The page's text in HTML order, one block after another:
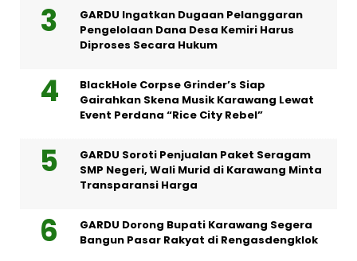
GARDU Ingatkan Dugaan Pelanggaran
Pengelolaan Dana Desa Kemiri Harus
Diproses Secara Hukum
BlackHole Corpse Grinder’s Siap
Gairahkan Skena Musik Karawang Lewat
Event Perdana “Rice City Rebel”
GARDU Soroti Penjualan Paket Seragam
SMP Negeri, Wali Murid di Karawang Minta
Transparansi Harga
GARDU Dorong Bupati Karawang Segera
Bangun Pasar Rakyat di Rengasdengklok